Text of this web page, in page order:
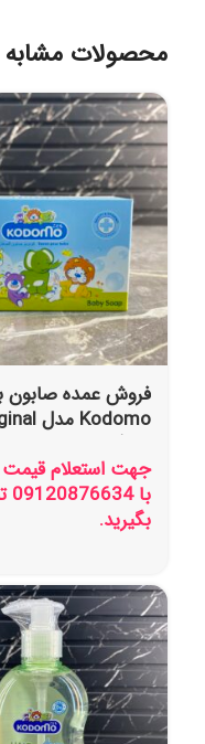
محصولات مشابه
فروش عمده صابون
جهت استعلام
بگیرید.